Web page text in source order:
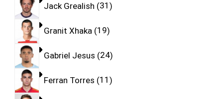
Jack Grealish 31
Granit Xhaka 19
Gabriel Jesus 24
Ferran Torres 11